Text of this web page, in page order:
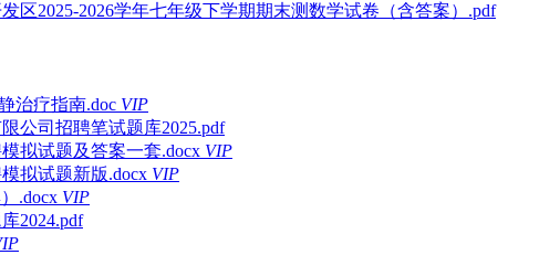
区2025-2026学年七年级下学期期末测数学试卷（含答案）.pdf
治疗指南.doc VIP
公司招聘笔试题库2025.pdf
拟试题及答案一套.docx VIP
拟试题新版.docx VIP
.docx VIP
2024.pdf